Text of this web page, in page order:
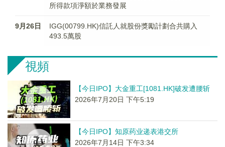
所得款項淨額於業務發展
9月26日
IGG(00799.HK)信託人就股份獎勵計劃合共購入
493.5萬股
視頻
【今日IPO】大金重工[1081.HK]破发遭腰斩
2026年7月20日 下午5:19
【今日IPO】知原药业递表港交所
2026年7月14日 下午3:34